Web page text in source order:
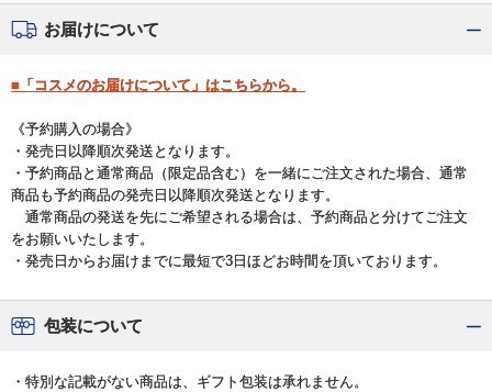
お届けについて
■「コスメのお届けについて」はこちらから。
《予約購入の場合》
・発売日以降順次発送となります。
・予約商品と通常商品（限定品含む）を一緒にご注文された場合、通常
商品も予約商品の発売日以降順次発送となります。
通常商品の発送を先にご希望される場合は、予約商品と分けてご注文
をお願いいたします。
・発売日からお届けまでに最短で3日ほどお時間を頂いております。
包装について
・特別な記載がない商品は、ギフト包装は承れません。